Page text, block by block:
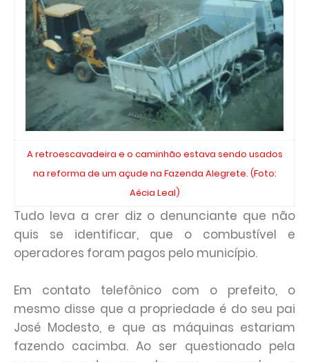
A retroescavadeira e o caminhão estava sendo usados
na reforma de um açude na Fazenda Alegrete. (Foto:
Aécia Leal)
Tudo leva a crer diz o denunciante que não
quis se identificar, que o combustível e
operadores foram pagos pelo município.
Em contato telefônico com o prefeito, o
mesmo disse que a propriedade é do seu pai
José Modesto, e que as máquinas estariam
fazendo cacimba. Ao ser questionado pela